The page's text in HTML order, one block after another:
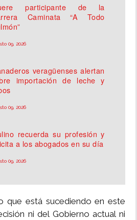
participante de la
Caminata “A Todo
09, 2026
veragüenses alertan
importación de leche y
09, 2026
recuerda su profesión y
a los abogados en su día
09, 2026
que está sucediendo en este
ni del Gobierno actual ni